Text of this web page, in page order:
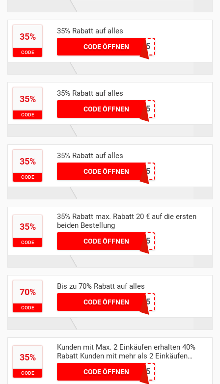
35%
CODE
35% Rabatt auf alles
CODE ÖFFNENLUISA35
35%
CODE
35% Rabatt auf alles
CODE ÖFFNENKITTYS35
35%
CODE
35% Rabatt auf alles
CODE ÖFFNENNIINCHEN35
35%
CODE
35% Rabatt max. Rabatt 20 € auf die ersten
beiden Bestellung
CODE ÖFFNENDRILLIN35
70%
CODE
Bis zu 70% Rabatt auf alles
CODE ÖFFNENNEWBIE45
35%
CODE
Kunden mit Max. 2 Einkäufen erhalten 40%
Rabatt Kunden mit mehr als 2 Einkäufen
erhalten 35% Rabatt
CODE ÖFFNENFENJAQ35